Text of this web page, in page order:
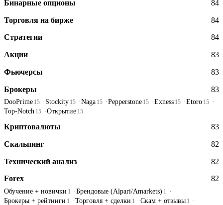
Бинарные опционы 84
Торговля на бирже 84
Стратегии 84
Акции 83
Фьючерсы 83
Брокеры 83
DooPrime 15 Stockity 15 Naga 15 Pepperstone 15 Exness 15 Etoro 15
Top-Notch 15 Открытие 15
Криптовалюты 83
Скальпинг 82
Технический анализ 82
Forex 82
Обучение + новички 1 Брендовые (Alpari/Amarkets) 1
Брокеры + рейтинги 1 Торговля + сделки 1 Скам + отзывы 1